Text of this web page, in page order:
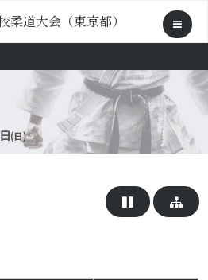
柔道大会（東京都）
(日)